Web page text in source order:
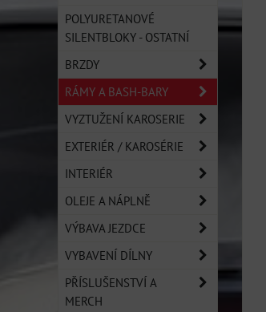
POLYURETANOVÉ
SILENTBLOKY - OSTATNÍ
BRZDY
RÁMY A BASH-BARY
VYZTUŽENÍ KAROSERIE
EXTERIÉR / KAROSÉRIE
INTERIÉR
OLEJE A NÁPLNĚ
VÝBAVA JEZDCE
VYBAVENÍ DÍLNY
PŘÍSLUŠENSTVÍ A
MERCH